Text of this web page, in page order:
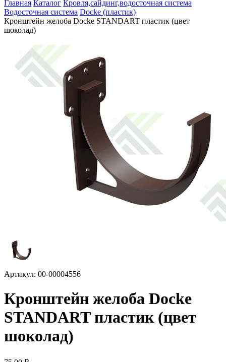
Главная Каталог Кровля,сайдинг,водосточная система
Водосточная система Docke (пластик)
Кронштейн желоба Docke STANDART пластик (цвет
шоколад)
Артикул: 00-00004556
Кронштейн желоба Docke
STANDART пластик (цвет
шоколад)